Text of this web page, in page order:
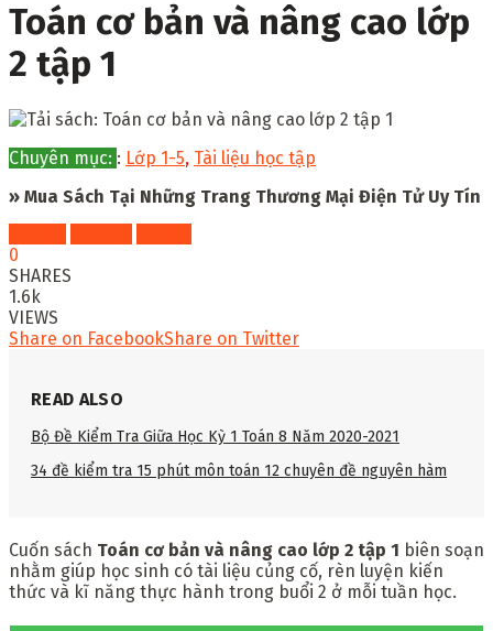
Toán cơ bản và nâng cao lớp
2 tập 1
Chuyên mục: : Lớp 1-5, Tài liệu học tập
» Mua Sách Tại Những Trang Thương Mại Điện Tử Uy Tín
0
SHARES
1.6k
VIEWS
Share on FacebookShare on Twitter
READ ALSO
Bộ Đề Kiểm Tra Giữa Học Kỳ 1 Toán 8 Năm 2020-2021
34 đề kiểm tra 15 phút môn toán 12 chuyên đề nguyên hàm
Cuốn sách Toán cơ bản và nâng cao lớp 2 tập 1 biên soạn
nhằm giúp học sinh có tài liệu củng cố, rèn luyện kiến
thức và kĩ năng thực hành trong buổi 2 ở mỗi tuần học.